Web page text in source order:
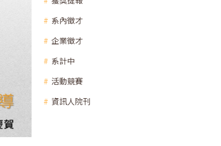
系內徵才
企業徵才
系計中
活動競賽
資訊人院刊